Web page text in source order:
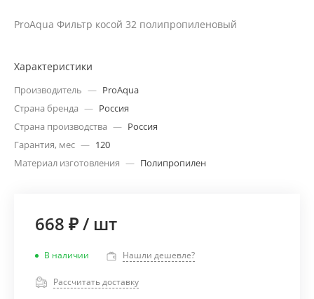
ProAqua Фильтр косой 32 полипропиленовый
Характеристики
Производитель — ProAqua
Страна бренда — Россия
Страна производства — Россия
Гарантия, мес — 120
Материал изготовления — Полипропилен
668 ₽/ шт
В наличии Нашли дешевле?
Рассчитать доставку